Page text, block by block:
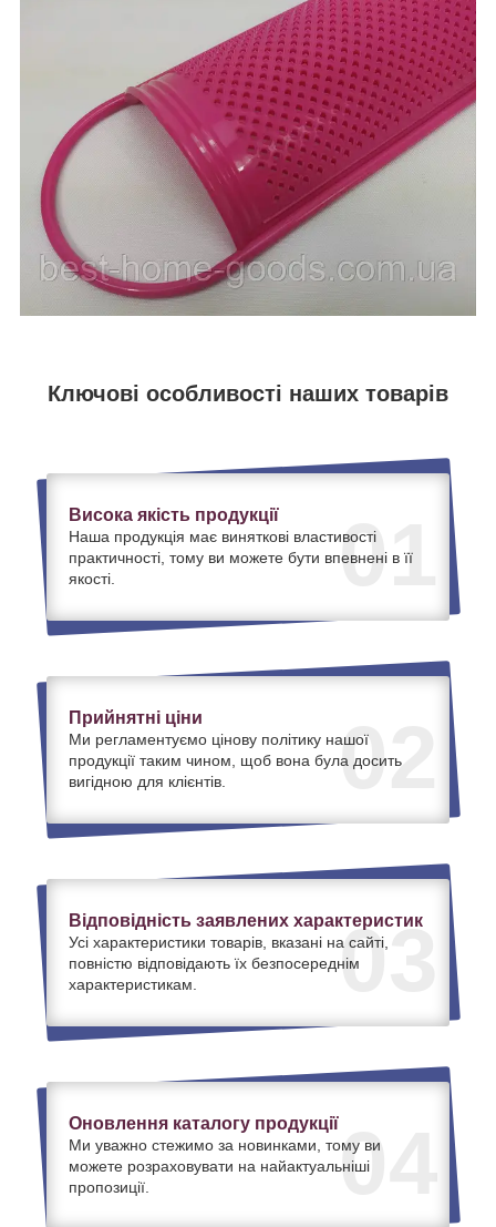
Ключові особливості наших товарів
01
Висока якість продукції
Наша продукція має виняткові властивості
практичності, тому ви можете бути впевнені в її
якості.
02
Прийнятні ціни
Ми регламентуємо цінову політику нашої
продукції таким чином, щоб вона була досить
вигідною для клієнтів.
03
Відповідність заявлених характеристик
Усі характеристики товарів, вказані на сайті,
повністю відповідають їх безпосереднім
характеристикам.
04
Оновлення каталогу продукції
Ми уважно стежимо за новинками, тому ви
можете розраховувати на найактуальніші
пропозиції.